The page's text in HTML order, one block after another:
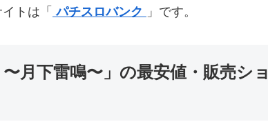
トは「 パチスロバンク 」です。
月下雷鳴〜」の最安値・販売ショ